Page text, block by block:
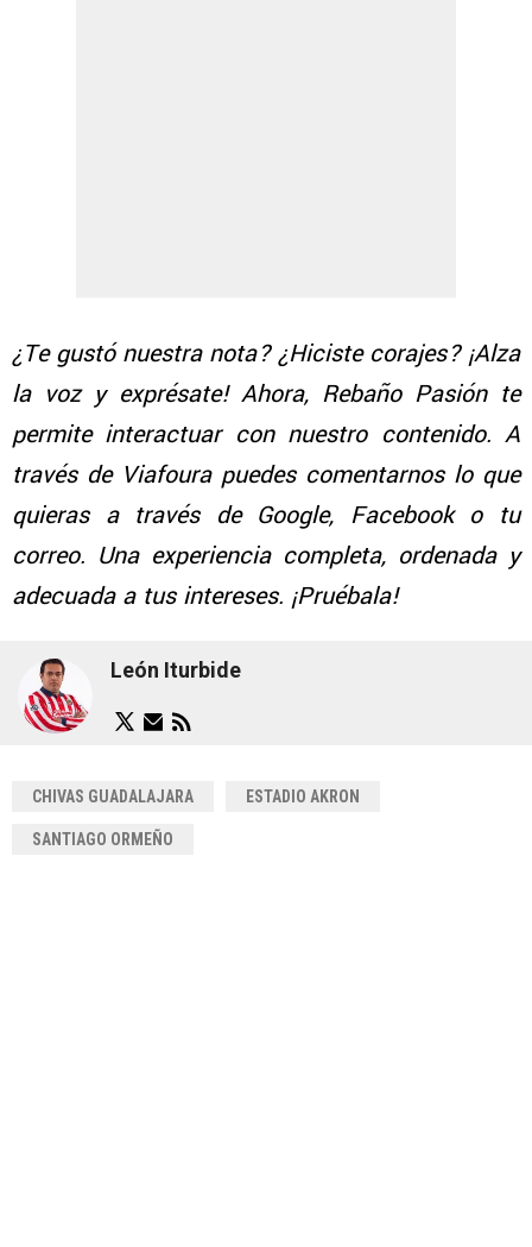
¿Te gustó nuestra nota? ¿Hiciste corajes? ¡Alza
la voz y exprésate! Ahora, Rebaño Pasión te
permite interactuar con nuestro contenido. A
través de Viafoura puedes comentarnos lo que
quieras a través de Google, Facebook o tu
correo. Una experiencia completa, ordenada y
adecuada a tus intereses. ¡Pruébala!
León Iturbide
CHIVAS GUADALAJARA ESTADIO AKRON
SANTIAGO ORMEÑO